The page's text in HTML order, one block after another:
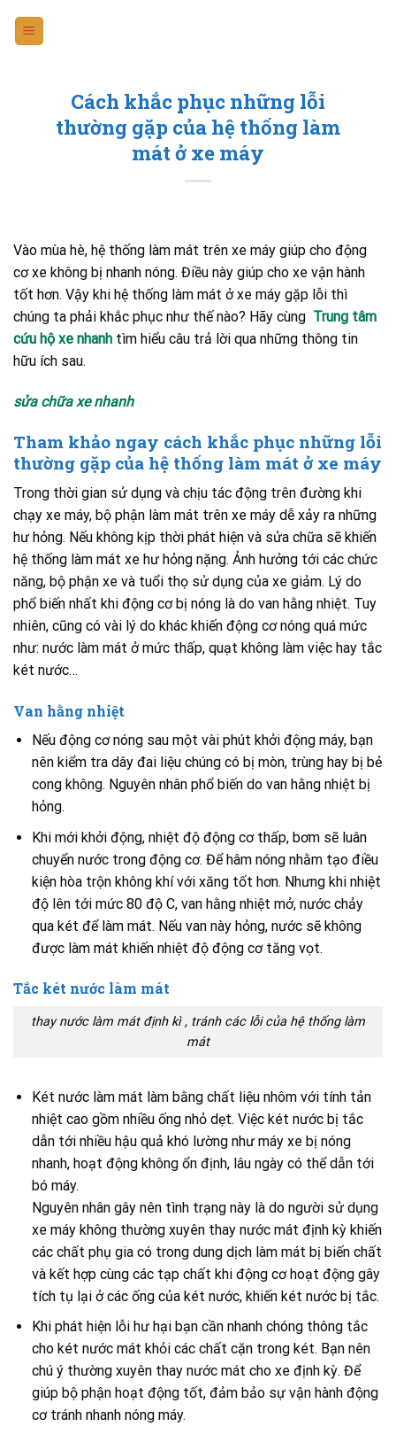
Cách khắc phục những lỗi
thường gặp của hệ thống làm
mát ở xe máy
Vào mùa hè, hệ thống làm mát trên xe máy giúp cho động
cơ xe không bị nhanh nóng. Điều này giúp cho xe vận hành
tốt hơn. Vậy khi hệ thống làm mát ở xe máy gặp lỗi thì
chúng ta phải khắc phục như thế nào? Hãy cùng Trung tâm
cứu hộ xe nhanh tìm hiểu câu trả lời qua những thông tin
hữu ích sau.
sửa chữa xe nhanh
Tham khảo ngay cách khắc phục những lỗi
thường gặp của hệ thống làm mát ở xe máy
Trong thời gian sử dụng và chịu tác động trên đường khi
chạy xe máy, bộ phận làm mát trên xe máy dễ xảy ra những
hư hỏng. Nếu không kịp thời phát hiện và sửa chữa sẽ khiến
hệ thống làm mát xe hư hỏng nặng. Ảnh hưởng tới các chức
năng, bộ phận xe và tuổi thọ sử dụng của xe giảm. Lý do
phổ biến nhất khi động cơ bị nóng là do van hằng nhiệt. Tuy
nhiên, cũng có vài lý do khác khiến động cơ nóng quá mức
như: nước làm mát ở mức thấp, quạt không làm việc hay tắc
két nước…
Van hằng nhiệt
Nếu động cơ nóng sau một vài phút khởi động máy, bạn
nên kiểm tra dây đai liệu chúng có bị mòn, trùng hay bị bẻ
cong không. Nguyên nhân phổ biến do van hằng nhiệt bị
hỏng.
Khi mới khởi động, nhiệt độ động cơ thấp, bơm sẽ luân
chuyển nước trong động cơ. Để hâm nóng nhằm tạo điều
kiện hòa trộn không khí với xăng tốt hơn. Nhưng khi nhiệt
độ lên tới mức 80 độ C, van hằng nhiệt mở, nước chảy
qua két để làm mát. Nếu van này hỏng, nước sẽ không
được làm mát khiến nhiệt độ động cơ tăng vọt.
Tắc két nước làm mát
thay nước làm mát định kì , tránh các lỗi của hệ thống làm
mát
Két nước làm mát làm bằng chất liệu nhôm với tính tản
nhiệt cao gồm nhiều ống nhỏ dẹt. Việc két nước bị tắc
dẫn tới nhiều hậu quả khó lường như máy xe bị nóng
nhanh, hoạt động không ổn định, lâu ngày có thể dẫn tới
bó máy.
Nguyên nhân gây nên tình trạng này là do người sử dụng
xe máy không thường xuyên thay nước mát định kỳ khiến
các chất phụ gia có trong dung dịch làm mát bị biến chất
và kết hợp cùng các tạp chất khi động cơ hoạt động gây
tích tụ lại ở các ống của két nước, khiến két nước bị tắc.
Khi phát hiện lỗi hư hại bạn cần nhanh chóng thông tắc
cho két nước mát khỏi các chất cặn trong két. Bạn nên
chú ý thường xuyên thay nước mát cho xe định kỳ. Để
giúp bộ phận hoạt động tốt, đảm bảo sự vận hành động
cơ tránh nhanh nóng máy.